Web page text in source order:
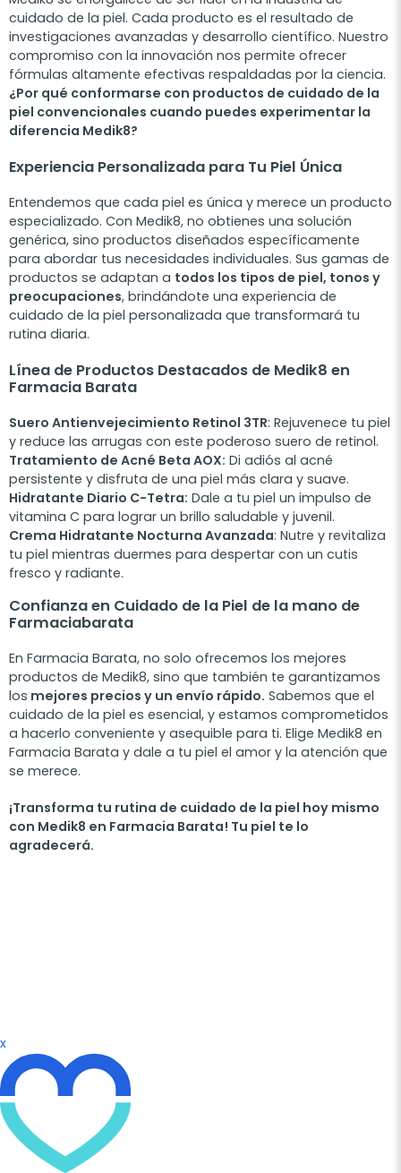
cuidado de la piel. Cada producto es el resultado de
investigaciones avanzadas y desarrollo científico. Nuestro
compromiso con la innovación nos permite ofrecer
fórmulas altamente efectivas respaldadas por la ciencia.
¿Por qué conformarse con productos de cuidado de la
piel convencionales cuando puedes experimentar la
diferencia Medik8?
Experiencia Personalizada para Tu Piel Única
Entendemos que cada piel es única y merece un producto
especializado. Con Medik8, no obtienes una solución
genérica, sino productos diseñados específicamente
para abordar tus necesidades individuales. Sus gamas de
productos se adaptan a todos los tipos de piel, tonos y
preocupaciones, brindándote una experiencia de
cuidado de la piel personalizada que transformará tu
rutina diaria.
Línea de Productos Destacados de Medik8 en
Farmacia Barata
Suero Antienvejecimiento Retinol 3TR: Rejuvenece tu piel
y reduce las arrugas con este poderoso suero de retinol.
Tratamiento de Acné Beta AOX: Di adiós al acné
persistente y disfruta de una piel más clara y suave.
Hidratante Diario C-Tetra: Dale a tu piel un impulso de
vitamina C para lograr un brillo saludable y juvenil.
Crema Hidratante Nocturna Avanzada: Nutre y revitaliza
tu piel mientras duermes para despertar con un cutis
fresco y radiante.
Confianza en Cuidado de la Piel de la mano de
Farmaciabarata
En Farmacia Barata, no solo ofrecemos los mejores
productos de Medik8, sino que también te garantizamos
los mejores precios y un envío rápido. Sabemos que el
cuidado de la piel es esencial, y estamos comprometidos
a hacerlo conveniente y asequible para ti. Elige Medik8 en
Farmacia Barata y dale a tu piel el amor y la atención que
se merece.
¡Transforma tu rutina de cuidado de la piel hoy mismo
con Medik8 en Farmacia Barata! Tu piel te lo
agradecerá.
x